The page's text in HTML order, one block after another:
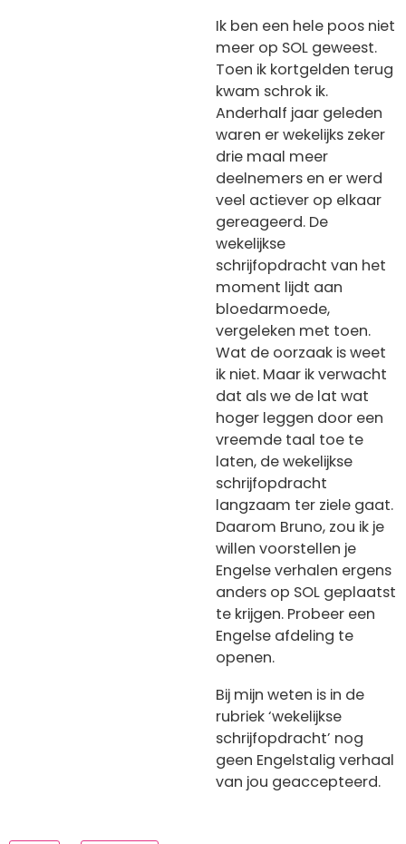
Ik ben een hele poos niet
meer op SOL geweest.
Toen ik kortgelden terug
kwam schrok ik.
Anderhalf jaar geleden
waren er wekelijks zeker
drie maal meer
deelnemers en er werd
veel actiever op elkaar
gereageerd. De
wekelijkse
schrijfopdracht van het
moment lijdt aan
bloedarmoede,
vergeleken met toen.
Wat de oorzaak is weet
ik niet. Maar ik verwacht
dat als we de lat wat
hoger leggen door een
vreemde taal toe te
laten, de wekelijkse
schrijfopdracht
langzaam ter ziele gaat.
Daarom Bruno, zou ik je
willen voorstellen je
Engelse verhalen ergens
anders op SOL geplaatst
te krijgen. Probeer een
Engelse afdeling te
openen.
Bij mijn weten is in de
rubriek ‘wekelijkse
schrijfopdracht’ nog
geen Engelstalig verhaal
van jou geaccepteerd.